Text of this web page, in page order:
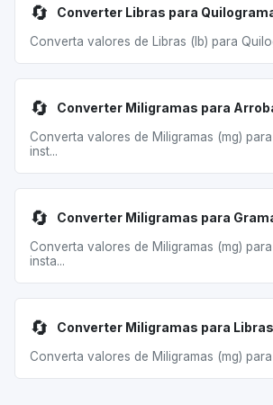
🔄 Converter Libras para
Converta valores de Libras (lb) para
🔄 Converter Miligramas para
Converta valores de Miligramas (mg)
inst...
🔄 Converter Miligramas para
Converta valores de Miligramas (mg)
insta...
🔄 Converter Miligramas para Libras
Converta valores de Miligramas (mg) para